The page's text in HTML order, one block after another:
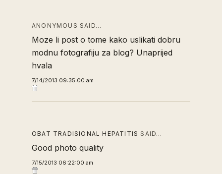
ANONYMOUS SAID…
Moze li post o tome kako uslikati dobru
modnu fotografiju za blog? Unaprijed
hvala
7/14/2013 09:35:00 am
OBAT TRADISIONAL HEPATITIS SAID…
Good photo quality
7/15/2013 06:22:00 am